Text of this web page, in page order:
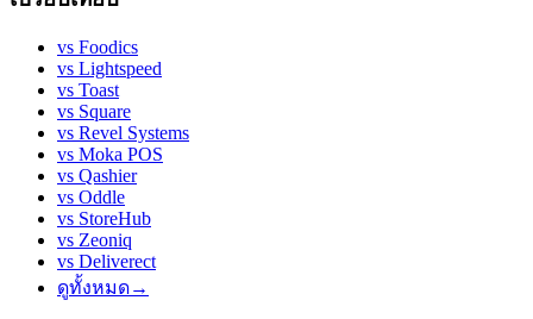
vs Foodics
vs Lightspeed
vs Toast
vs Square
vs Revel Systems
vs Moka POS
vs Qashier
vs Oddle
vs StoreHub
vs Zeoniq
vs Deliverect
ดูทั้งหมด→